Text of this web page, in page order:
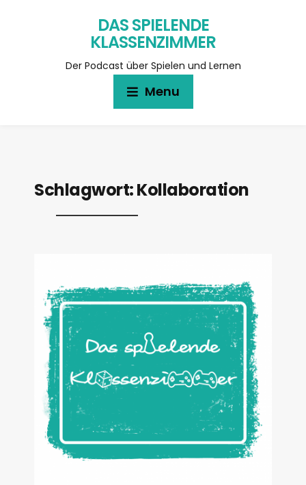
DAS SPIELENDE
KLASSENZIMMER
Der Podcast über Spielen und Lernen
Menu
Schlagwort:Kollaboration